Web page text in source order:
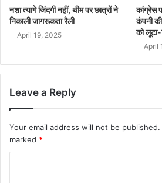
नशा त्यागे जिंदगी नहीं, थीम पर छात्रों ने
निकाली जागरूकता रैली
April 19, 2025
कांग्रेस
कंपनी
को
April
Leave a Reply
Your email address will not be published.
marked *